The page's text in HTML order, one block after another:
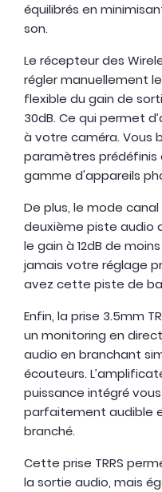
équilibrés en
son.
Le récepteur des
régler manuellement
flexible du gain de
30dB. Ce qui permet
à votre caméra. Vous
paramètres prédéfinis
gamme d'appareils
De plus, le mode
deuxième piste audio
le gain à 12dB de
jamais votre réglage
avez cette piste de
Enfin, la prise 3.5mm
un monitoring en
audio en branchant
écouteurs.
puissance intégré
parfaitement audible
branché.
Cette prise TRRS
la sortie audio, mais